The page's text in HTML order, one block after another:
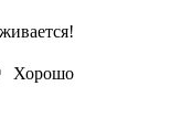
Хорошо